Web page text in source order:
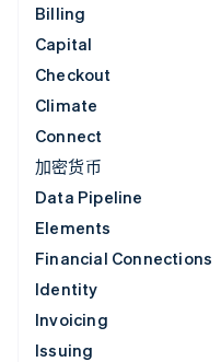
Billing
Capital
Checkout
Climate
Connect
加密货币
Data Pipeline
Elements
Financial Connections
Identity
Invoicing
Issuing